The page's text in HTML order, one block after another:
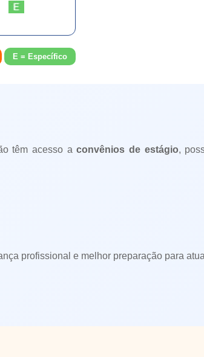
E = Específico
têm acesso aconvênios de estágio,
profissional e melhor preparação para